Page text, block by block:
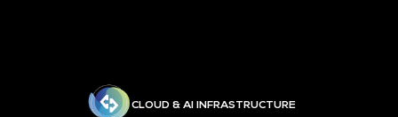
CLOUD & AI INFRASTRUCTURE